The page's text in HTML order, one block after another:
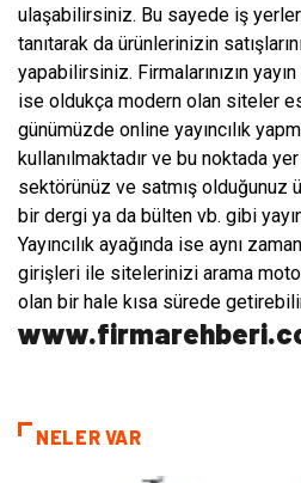
ulaşabilirsiniz. Bu sayede iş
tanıtarak da ürünlerinizin
yapabilirsiniz. Firmalarınızın
ise oldukça modern olan siteler
günümüzde online yayıncılık
kullanılmaktadır ve bu noktada
sektörünüz ve satmış olduğunuz
bir dergi ya da bülten vb. gibi
Yayıncılık ayağında ise aynı
girişleri ile sitelerinizi arama
olan bir hale kısa sürede
NELER VAR